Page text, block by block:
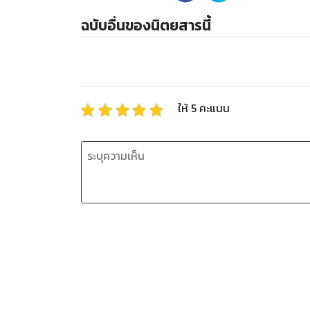
ฉบับอื่นของนิตยสารนี้
ให้ 5 คะแนน